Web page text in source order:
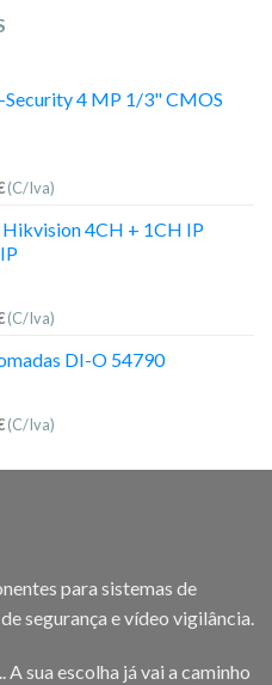
Security 4 MP 1/3" CMOS
(C/Iva)
4CH + 1CH IP
(C/Iva)
DI-O 54790
(C/Iva)
para sistemas de
segurança e vídeo vigilância.
A sua escolha já vai a caminho